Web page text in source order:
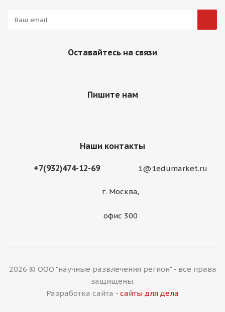
Оставайтесь на связи
Пишите нам
Наши контакты
+7(932)474-12-69 1@1edumarket.ru
г. Москва,
офис 300
2026 © ООО "научные развлечения регион" - все права
защищены.
Разработка сайта - сайты для дела